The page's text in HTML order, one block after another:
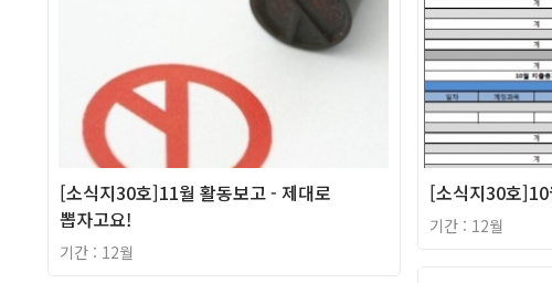
[소식지30호]11월 활동보고 - 제대로
뽑자고요!
기간 : 12월
[소식지30호
기간 : 12월